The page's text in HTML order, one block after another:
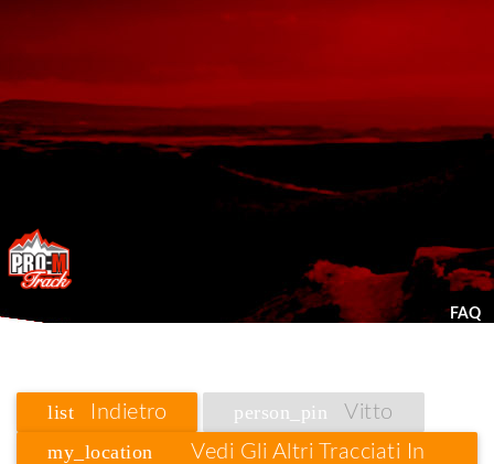
FAQ
list Indietro person_pin
Vitto
my_location
Vedi Gli Altri Tracciati In